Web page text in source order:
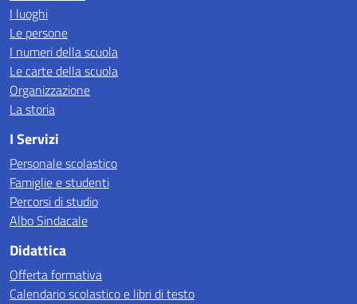
I luoghi
Le persone
I numeri della scuola
Le carte della scuola
Organizzazione
La storia
I Servizi
Personale scolastico
Famiglie e studenti
Percorsi di studio
Albo Sindacale
Didattica
Offerta formativa
Calendario scolastico e libri di testo